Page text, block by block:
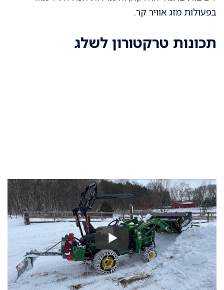
בפעולות מזג אוויר קר.
תכונות טרקטורון לשלג